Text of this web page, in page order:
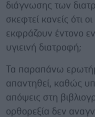
διάγνωσης των
σκεφτεί κανείς ότι
εκφράζουν έντονο
υγιεινή διατροφή;
Τα παραπάνω
απαντηθεί, καθώς
απόψεις στη
ορθορεξία δεν